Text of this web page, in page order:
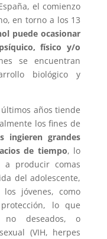
el comienzo
en torno a los 13
puede ocasionar
físico y/o
se encuentran
biológico y
años tiende
los fines de
ingieren grandes
de tiempo, lo
a producir comas
del adolescente,
jóvenes, como
lo que
no deseados, o
(VIH, herpes